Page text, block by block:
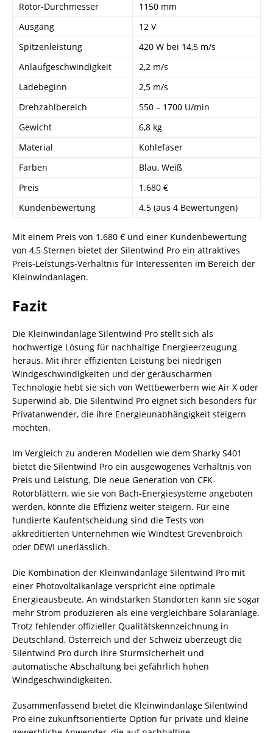
Rotor-Durchmesser
1150 mm
Ausgang
12 V
Spitzenleistung
420 W bei 14,5 m/s
Anlaufgeschwindigkeit
2,2 m/s
Ladebeginn
2,5 m/s
Drehzahlbereich
550 – 1700 U/min
Gewicht
6,8 kg
Material
Kohlefaser
Farben
Blau, Weiß
Preis
1.680 €
Kundenbewertung
4.5 (aus 4 Bewertungen)
Mit einem Preis von 1.680 € und einer Kundenbewertung
von 4,5 Sternen bietet der Silentwind Pro ein attraktives
Preis-Leistungs-Verhältnis für Interessenten im Bereich der
Kleinwindanlagen.
Fazit
Die Kleinwindanlage Silentwind Pro stellt sich als
hochwertige Lösung für nachhaltige Energieerzeugung
heraus. Mit ihrer effizienten Leistung bei niedrigen
Windgeschwindigkeiten und der geräuscharmen
Technologie hebt sie sich von Wettbewerbern wie Air X oder
Superwind ab. Die Silentwind Pro eignet sich besonders für
Privatanwender, die ihre Energieunabhängigkeit steigern
möchten.
Im Vergleich zu anderen Modellen wie dem Sharky S401
bietet die Silentwind Pro ein ausgewogenes Verhältnis von
Preis und Leistung. Die neue Generation von CFK-
Rotorblättern, wie sie von Bach-Energiesysteme angeboten
werden, könnte die Effizienz weiter steigern. Für eine
fundierte Kaufentscheidung sind die Tests von
akkreditierten Unternehmen wie Windtest Grevenbroich
oder DEWI unerlässlich.
Die Kombination der Kleinwindanlage Silentwind Pro mit
einer Photovoltaikanlage verspricht eine optimale
Energieausbeute. An windstarken Standorten kann sie sogar
mehr Strom produzieren als eine vergleichbare Solaranlage.
Trotz fehlender offizieller Qualitätskennzeichnung in
Deutschland, Österreich und der Schweiz überzeugt die
Silentwind Pro durch ihre Sturmsicherheit und
automatische Abschaltung bei gefährlich hohen
Windgeschwindigkeiten.
Zusammenfassend bietet die Kleinwindanlage Silentwind
Pro eine zukunftsorientierte Option für private und kleine